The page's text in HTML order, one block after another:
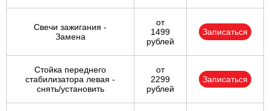
Свечи зажигания -
Замена
от
1499
рублей
Записаться
Стойка переднего
стабилизатора левая -
снять/установить
от
2299
рублей
Записаться